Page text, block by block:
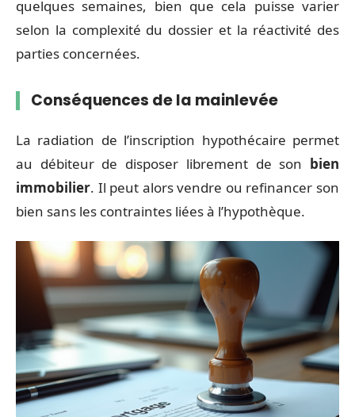
quelques semaines, bien que cela puisse varier
selon la complexité du dossier et la réactivité des
parties concernées.
Conséquences de la mainlevée
La radiation de l’inscription hypothécaire permet
au débiteur de disposer librement de son bien
immobilier. Il peut alors vendre ou refinancer son
bien sans les contraintes liées à l’hypothèque.